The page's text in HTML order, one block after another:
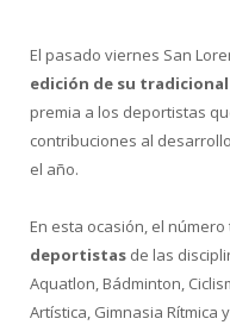
El pasado viernes San
edición de su
premia a los deportistas
contribuciones al
el año.
En esta ocasión, el número
deportistas de las
Aquatlon, Bádminton,
Artística, Gimnasia Rítmica